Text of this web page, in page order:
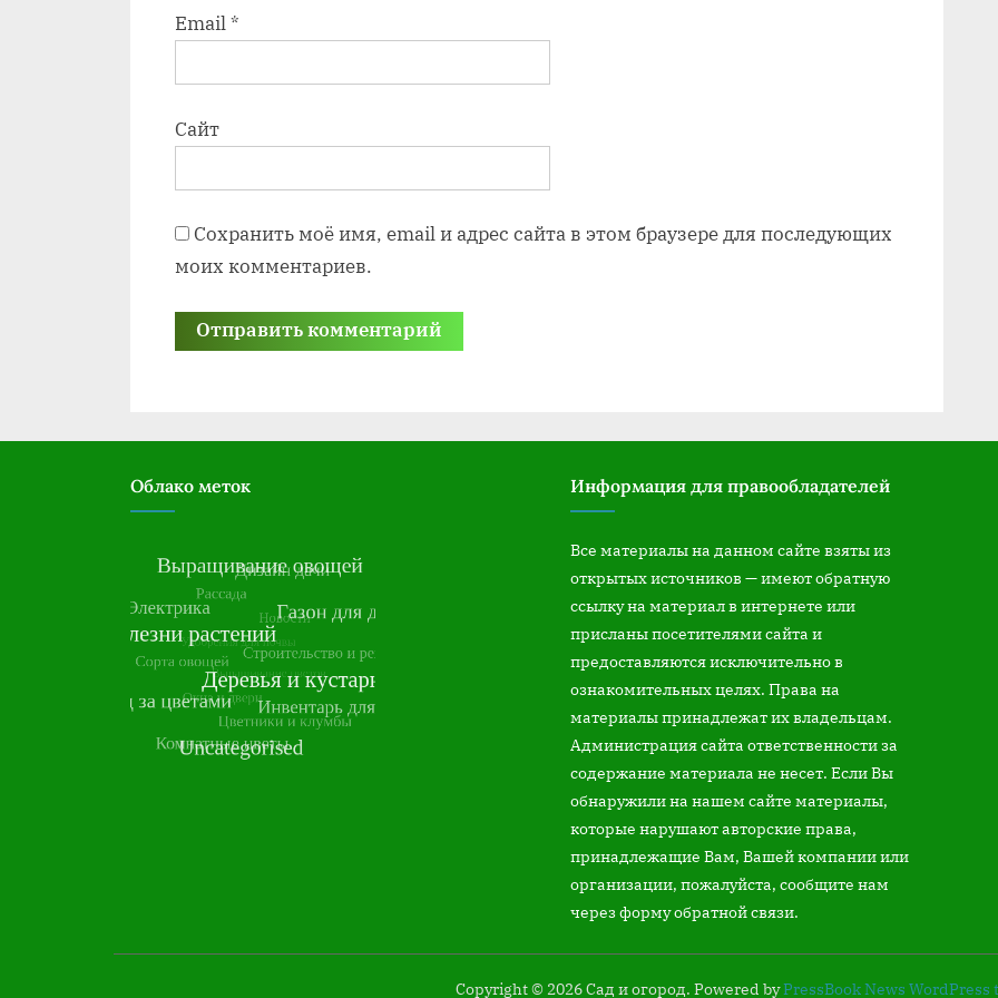
Email*
Сайт
Сохранить моё имя, email и адрес сайта в этом браузере для последующих
моих комментариев.
Облако меток Информация для правообладателей
Все материалы на данном сайте взяты из
открытых источников — имеют обратную
ссылку на материал в интернете или
присланы посетителями сайта и
предоставляются исключительно в
ознакомительных целях. Права на
материалы принадлежат их владельцам.
Администрация сайта ответственности за
содержание материала не несет. Если Вы
обнаружили на нашем сайте материалы,
которые нарушают авторские права,
принадлежащие Вам, Вашей компании или
организации, пожалуйста, сообщите нам
через форму обратной связи.
Copyright © 2026 Сад и огород. Powered byPressBook News WordPress